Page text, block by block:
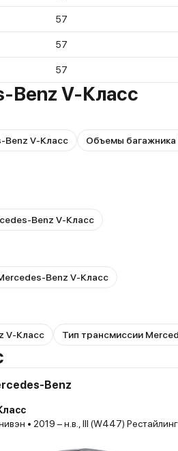
57
57
57
Benz V-Класс
Benz V-Класс
Объемы
Benz V-Класс
Benz V-Класс
V-Класс Тип трансмиссии
Benz
• 2019 – н.в., III (W447) Рестайлинг